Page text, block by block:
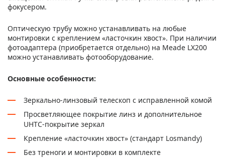
фокусером.
Оптическую трубу можно устанавливать на любые
монтировки с креплением «ласточкин хвост». При наличии
фотоадаптера (приобретается отдельно) на Meade LX200
можно устанавливать фотооборудование.
Основные особенности:
Зеркально-линзовый телескоп с исправленной комой
Просветляющее покрытие линз и дополнительное
UHTC-покрытие зеркал
Крепление «ласточкин хвост» (стандарт Losmandy)
Без треноги и монтировки в комплекте